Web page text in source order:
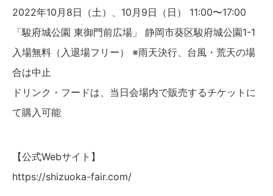
2022年10月8日（土）、10月9日（日） 11:00〜17:00
「駿府城公園 東御門前広場」 静岡市葵区駿府城公園1-1
入場無料（入退場フリー） ※雨天決行、台風・荒天の場
合は中止
ドリンク・フードは、当日会場内で販売するチケットに
て購入可能
【公式Webサイト】
https://shizuoka-fair.com/